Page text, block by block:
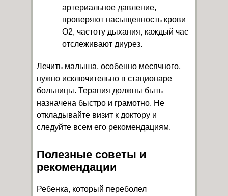
артериальное давление,
проверяют насыщенность крови
О2, частоту дыхания, каждый час
отслеживают диурез.
Лечить малыша, особенно месячного,
нужно исключительно в стационаре
больницы. Терапия должны быть
назначена быстро и грамотно. Не
откладывайте визит к доктору и
следуйте всем его рекомендациям.
Полезные советы и
рекомендации
Ребенка, который переболел